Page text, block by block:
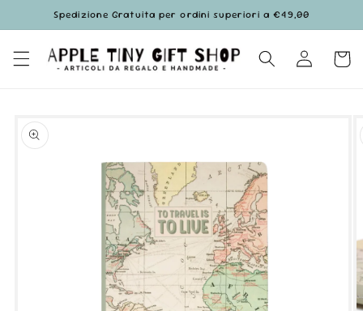
direttamente
ai contenuti
Spedizione Gratuita per ordini superiori a €49,00
Accedi
informazioni
sul prodotto